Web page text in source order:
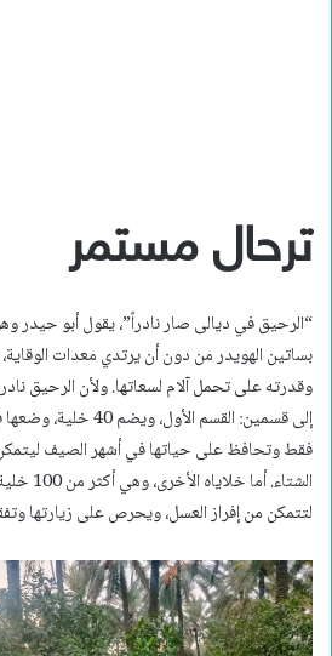
ترحال مستمر
“الرحيق في ديالى صار نادراً”، يقول أبو حيدر
بساتين الهويدر من دون أن يرتدي معدات
وقدرته على تحمل آلام لسعاتها. ولأن الرحيق
إلى قسمين: القسم
فقط وتحافظ على حياتها في أشهر الصيف
الشتاء.
لتتمكن من إفراز العسل، ويحرص على زيارتها